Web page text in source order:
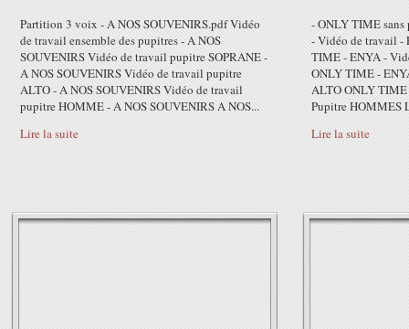
Partition 3 voix - A NOS SOUVENIRS.pdf Vidéo
de travail ensemble des pupitres - A NOS
SOUVENIRS Vidéo de travail pupitre SOPRANE -
A NOS SOUVENIRS Vidéo de travail pupitre
ALTO - A NOS SOUVENIRS Vidéo de travail
pupitre HOMME - A NOS SOUVENIRS A NOS...
Lire la suite
- ONLY TIME
- Vidéo de travail -
TIME - ENYA -
ONLY TIME -
ALTO ONLY
Pupitre HOMMES
Lire la suite